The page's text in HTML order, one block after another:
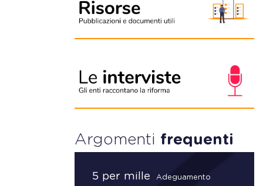
Argomenti frequenti
5 per mille
Adeguamento